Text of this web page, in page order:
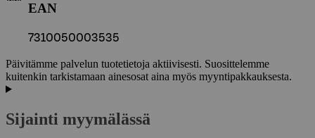
EAN
7310050003535
Päivitämme palvelun tuotetietoja aktiivisesti. Suosittelemme
kuitenkin tarkistamaan ainesosat aina myös myyntipakkauksesta.
Sijainti myymälässä